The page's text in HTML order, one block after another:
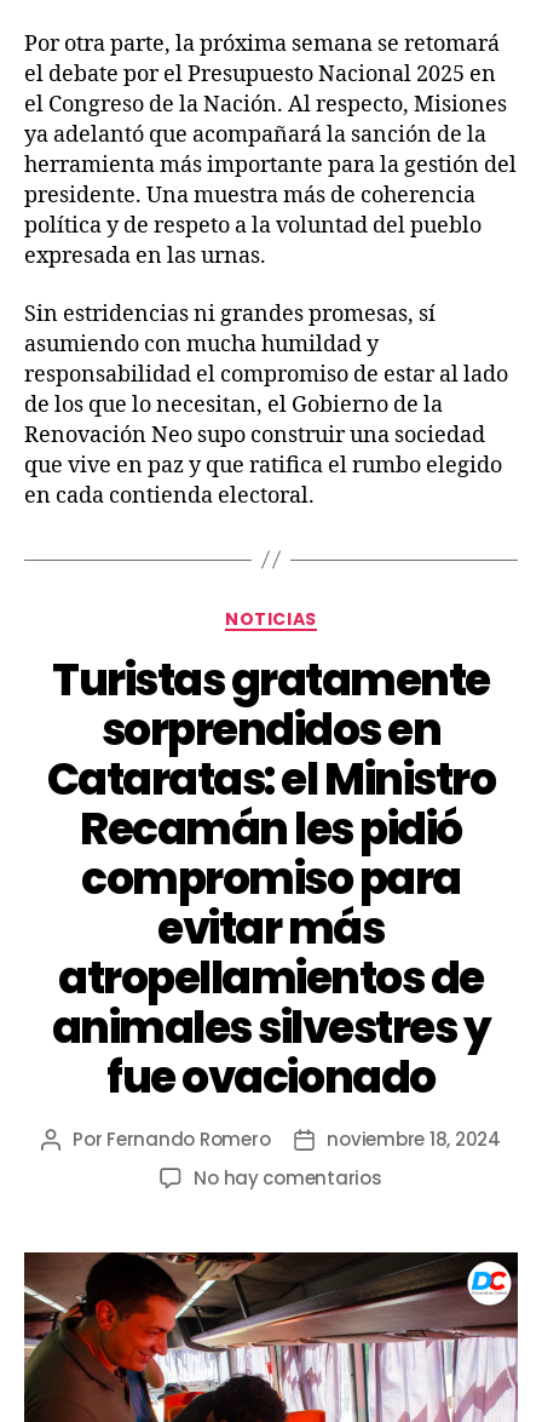
Por otra parte, la próxima semana se retomará
el debate por el Presupuesto Nacional 2025 en
el Congreso de la Nación. Al respecto, Misiones
ya adelantó que acompañará la sanción de la
herramienta más importante para la gestión del
presidente. Una muestra más de coherencia
política y de respeto a la voluntad del pueblo
expresada en las urnas.
Sin estridencias ni grandes promesas, sí
asumiendo con mucha humildad y
responsabilidad el compromiso de estar al lado
de los que lo necesitan, el Gobierno de la
Renovación Neo supo construir una sociedad
que vive en paz y que ratifica el rumbo elegido
en cada contienda electoral.
NOTICIAS
Turistas gratamente
sorprendidos en
Cataratas: el Ministro
Recamán les pidió
compromiso para
evitar más
atropellamientos de
animales silvestres y
fue ovacionado
Por Fernando Romero
noviembre 18, 2024
No hay comentarios